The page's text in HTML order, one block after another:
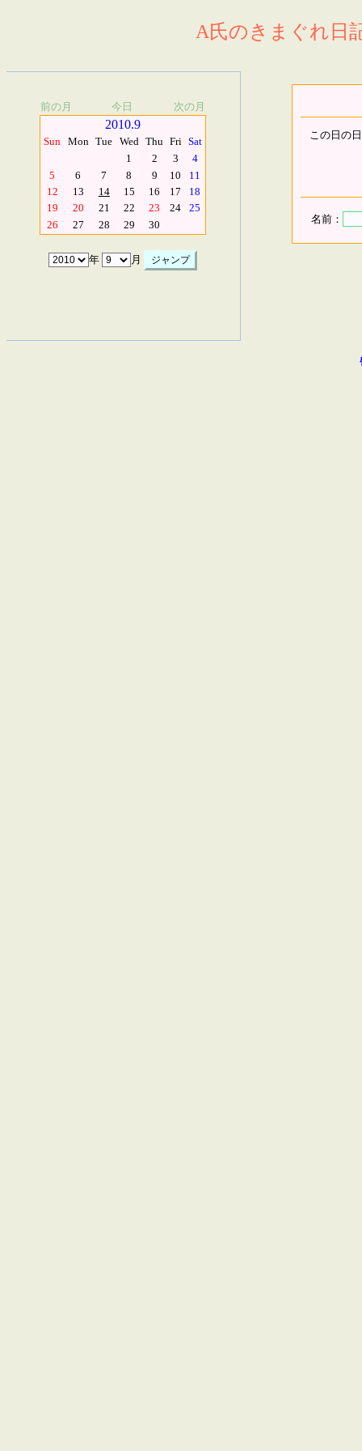
A氏のきまぐれ日
前の月 今日 次の月
2010.9
Sun Mon Tue Wed Thu Fri Sat
1
2 3
4
5
6 7 8 9 10
11
12
13 14 15 16 17
18
19
20 21 22 23 24
25
26
27 28 29 30
年 月
この日の
名前：